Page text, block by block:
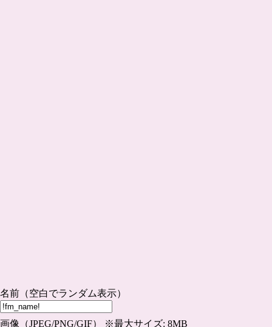
名前（空白でランダム表示）
画像（JPEG/PNG/GIF） ※最大サイズ: 8MB